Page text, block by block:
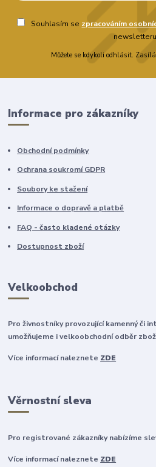
Souhlasím se zpracováním
Můžete se kdykoli odhlásit.
Informace pro zákazníky
Obchodní podmínky
Ochrana soukromí GDPR
Soubory ke stažení
Informace o dopravě a platbě
FAQ - často kladené otázky
Dostupnost zboží
Velkoobchod
Pro živnostníky provozující kamenný či
umožňujeme i velkoobchodní odběr
Více informací naleznete ZDE
Věrnostní sleva
Pro registrované zákazníky nabízíme
Více informací naleznete ZDE